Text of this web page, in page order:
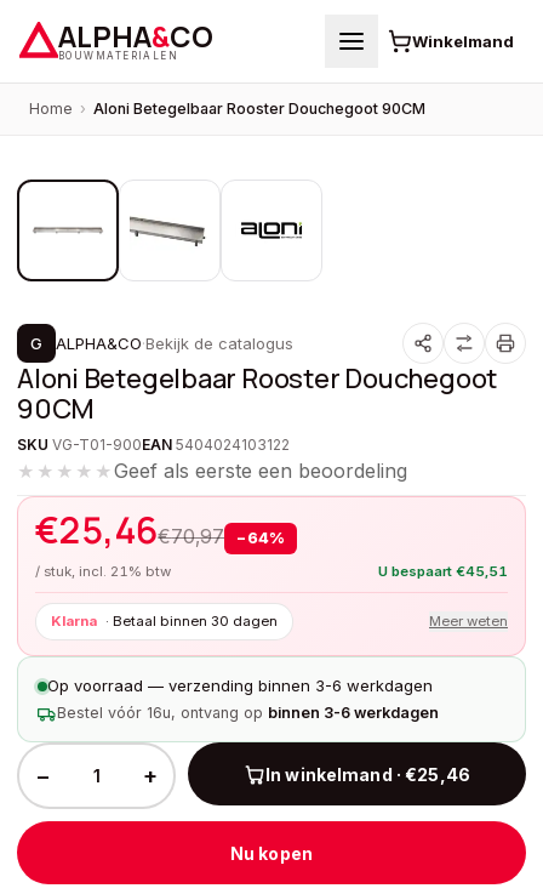
ALPHA&CO
BOUWMATERIALEN
Winkelmand
Home › Aloni Betegelbaar Rooster Douchegoot 90CM
PROMOTIE
G ALPHA&CO·Bekijk de catalogus
Aloni Betegelbaar Rooster Douchegoot
90CM
SKU VG-T01-900EAN 5404024103122
★★★★★Geef als eerste een beoordeling
€25,46€70,97 − 64%
/ stuk, incl. 21% btw U bespaart €45,51
Klarna · Betaal binnen 30 dagen Meer weten
Op voorraad — verzending binnen 3-6 werkdagen
Bestel vóór 16u, ontvang op binnen 3-6 werkdagen
− + In winkelmand · €25,46
Nu kopen